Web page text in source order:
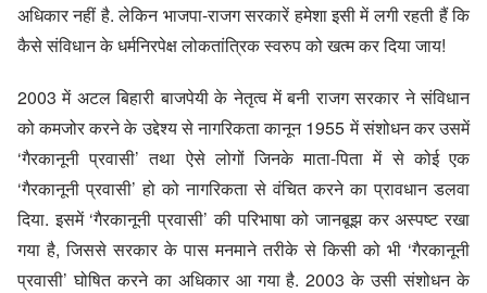
अधिकार नहीं है. लेकिन भाजपा-राजग सरकारें हमेशा इसी में लगी रहती हैं कि
कैसे संविधान के धर्मनिरपेक्ष लोकतांत्रिक स्वरुप को खत्म कर दिया जाय!
2003 में अटल बिहारी बाजपेयी के नेतृत्व में बनी राजग सरकार ने संविधान
को कमजोर करने के उद्देश्य से नागरिकता कानून 1955 में संशोधन कर उसमें
‘गैरकानूनी प्रवासी’ तथा ऐसे लोगों जिनके माता-पिता में से कोई एक
‘गैरकानूनी प्रवासी’ हो को नागरिकता से वंचित करने का प्रावधान डलवा
दिया. इसमें ‘गैरकानूनी प्रवासी’ की परिभाषा को जानबूझ कर अस्पष्ट रखा
गया है, जिससे सरकार के पास मनमाने तरीके से किसी को भी ‘गैरकानूनी
प्रवासी’ घोषित करने का अधिकार आ गया है. 2003 के उसी संशोधन के